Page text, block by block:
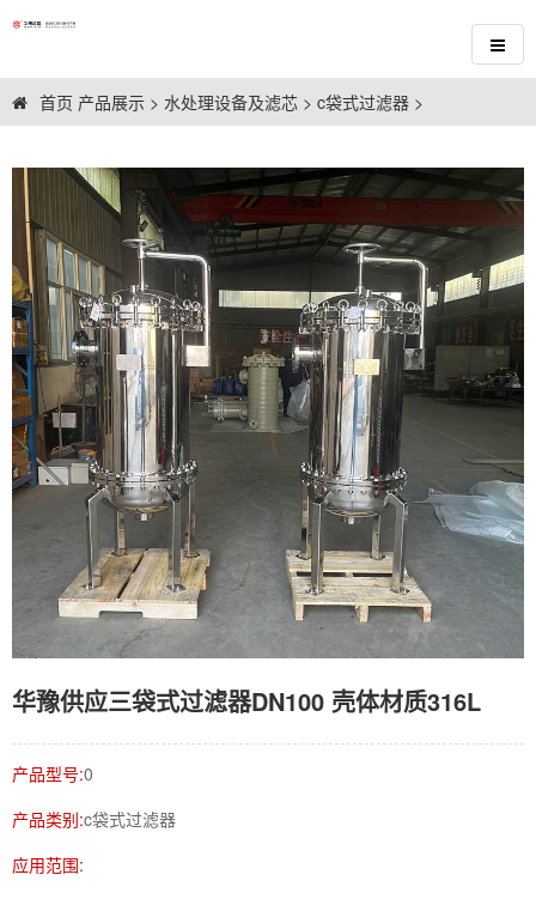
首页 产品展示 > 水处理设备及滤芯 > c袋式过滤器 >
华豫供应三袋式过滤器DN100 壳体材质316L
产品型号:0
产品类别:c袋式过滤器
应用范围: